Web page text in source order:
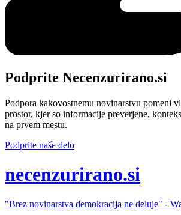
Podprite Necenzurirano.si
Podpora kakovostnemu novinarstvu pomeni
prostor, kjer so informacije preverjene,
na prvem mestu.
Podprite naše delo
necenzurirano.si
"Brez novinarstva demokracija ne deluje" -